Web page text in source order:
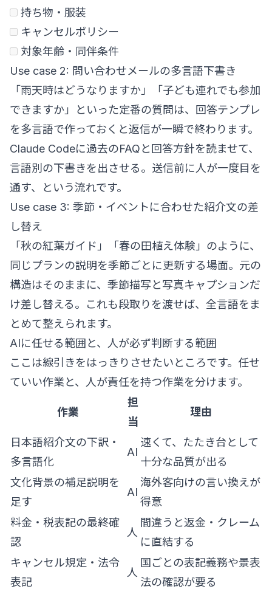
持ち物・服装
キャンセルポリシー
対象年齢・同伴条件
Use case 2: 問い合わせメールの多言語下書き
「雨天時はどうなりますか」「子ども連れでも参加
できますか」といった定番の質問は、回答テンプレ
を多言語で作っておくと返信が一瞬で終わります。
Claude Codeに過去のFAQと回答方針を読ませて、
言語別の下書きを出させる。送信前に人が一度目を
通す、という流れです。
Use case 3: 季節・イベントに合わせた紹介文の差
し替え
「秋の紅葉ガイド」「春の田植え体験」のように、
同じプランの説明を季節ごとに更新する場面。元の
構造はそのままに、季節描写と写真キャプションだ
け差し替える。これも段取りを渡せば、全言語をま
とめて整えられます。
AIに任せる範囲と、人が必ず判断する範囲
ここは線引きをはっきりさせたいところです。任せ
ていい作業と、人が責任を持つ作業を分けます。
作業
担
当
理由
日本語紹介文の下訳・
多言語化
AI
速くて、たたき台として
十分な品質が出る
文化背景の補足説明を
足す
AI
海外客向けの言い換えが
得意
料金・税表記の最終確
認
人
間違うと返金・クレーム
に直結する
キャンセル規定・法令
表記
人
国ごとの表記義務や景表
法の確認が要る